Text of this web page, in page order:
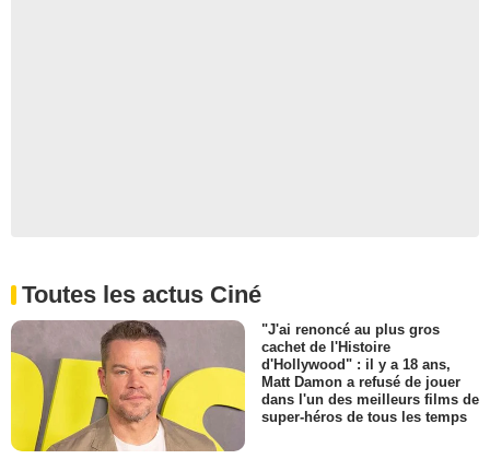
Toutes les actus Ciné
"J'ai renoncé au plus gros
cachet de l'Histoire
d'Hollywood" : il y a 18 ans,
Matt Damon a refusé de jouer
dans l'un des meilleurs films de
super-héros de tous les temps